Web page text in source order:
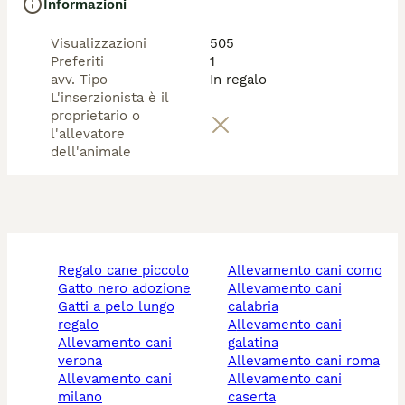
Paola331.4833716 (mandare prima un messaggio wp)
Sonia333.2772597 (mandare prima un messaggio wp)
Cristina349.6373731 (mandare prima un messaggio wp)
Claudia334.3297858 (solo messaggio WhatsApp)
Se non rispondiamo subito è perché siamo a lavoro,
lasciate un messaggio e sarete ricontattati. Grazie.
Informazioni
Visualizzazioni
505
Preferiti
1
avv. Tipo
In regalo
L'inserzionista è il
proprietario o
l'allevatore
dell'animale
regalo cane piccolo
gatto nero adozione
gatti a pelo lungo
regalo
allevamento cani
verona
allevamento cani
milano
allevamento cani como
allevamento cani
calabria
allevamento cani
galatina
allevamento cani roma
allevamento cani
caserta